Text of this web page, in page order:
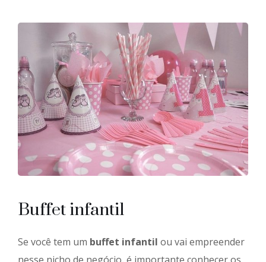
Buffet infantil
Se você tem um buffet infantil ou vai empreender